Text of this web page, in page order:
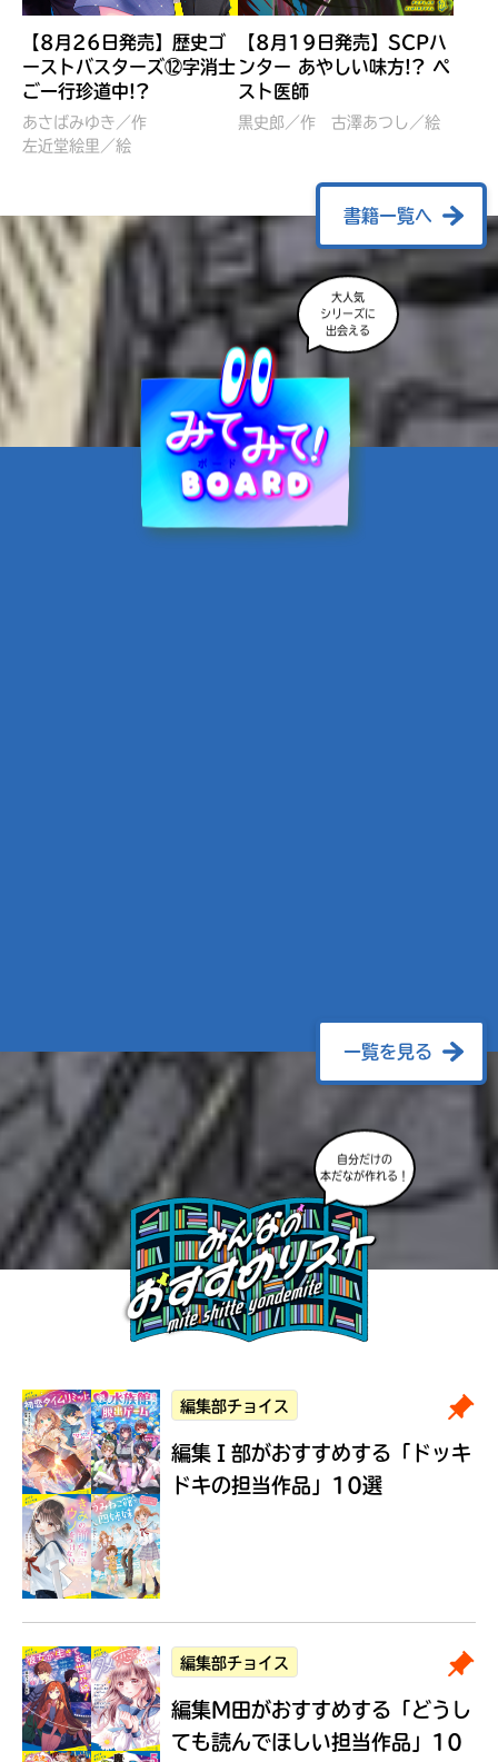
ぼくたちのマインクラフト
冒険記 エンチャント剣
VS暴走モブ
営委員会／協力
レッツゴー！まいぜんシス
ターズ とつぜん、王様に
佐久間さのすけ／絵
【8月26日発売】歴史ゴ
ーストバスターズ⑫字消士
ご一行珍道中!?
あさばみゆき／作
左近堂絵里／絵
【8月19日発売】SCPハ
ンター あやしい味方!? ペ
スト医師
黒史郎／作 古澤あつし／絵
書籍一覧へ
大人気
シリーズに
出会える
一覧を見る
自分だけの
本だなが作れる！
編集部チョイス
編集Ｉ部がおすすめする 「ドッキ
ドキの担当作品」10選
編集部チョイス
編集M田がおすすめする 「どうし
ても読んでほしい担当作品」10